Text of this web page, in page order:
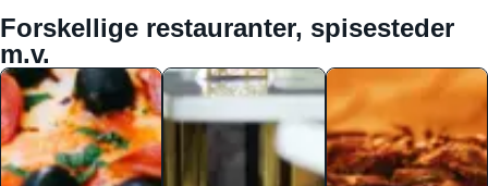
Forskellige restauranter, spisesteder
m.v.